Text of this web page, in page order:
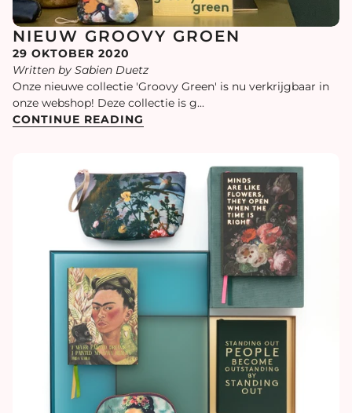
NIEUW GROOVY GROEN
29 OKTOBER 2020
Written by Sabien Duetz
Onze nieuwe collectie 'Groovy Green' is nu verkrijgbaar in
onze webshop! Deze collectie is g...
CONTINUE READING